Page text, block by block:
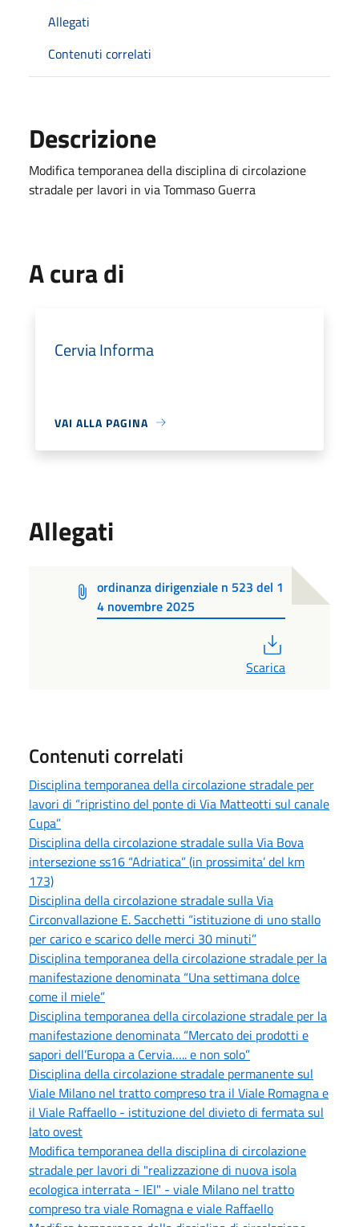
Allegati
Contenuti correlati
Descrizione
Modifica temporanea della disciplina di circolazione
stradale per lavori in via Tommaso Guerra
A cura di
Cervia Informa
VAI ALLA PAGINA
Allegati
ordinanza dirigenziale n 523 del 1
4 novembre 2025
Scarica
Contenuti correlati
Disciplina temporanea della circolazione stradale per
lavori di “ripristino del ponte di Via Matteotti sul canale
Cupa”
Disciplina della circolazione stradale sulla Via Bova
intersezione ss16 “Adriatica” (in prossimita’ del km
173)
Disciplina della circolazione stradale sulla Via
Circonvallazione E. Sacchetti “istituzione di uno stallo
per carico e scarico delle merci 30 minuti”
Disciplina temporanea della circolazione stradale per la
manifestazione denominata “Una settimana dolce
come il miele”
Disciplina temporanea della circolazione stradale per la
manifestazione denominata “Mercato dei prodotti e
sapori dell’Europa a Cervia….. e non solo”
Disciplina della circolazione stradale permanente sul
Viale Milano nel tratto compreso tra il Viale Romagna e
il Viale Raffaello - istituzione del divieto di fermata sul
lato ovest
Modifica temporanea della disciplina di circolazione
stradale per lavori di "realizzazione di nuova isola
ecologica interrata - IEI" - viale Milano nel tratto
compreso tra viale Romagna e viale Raffaello